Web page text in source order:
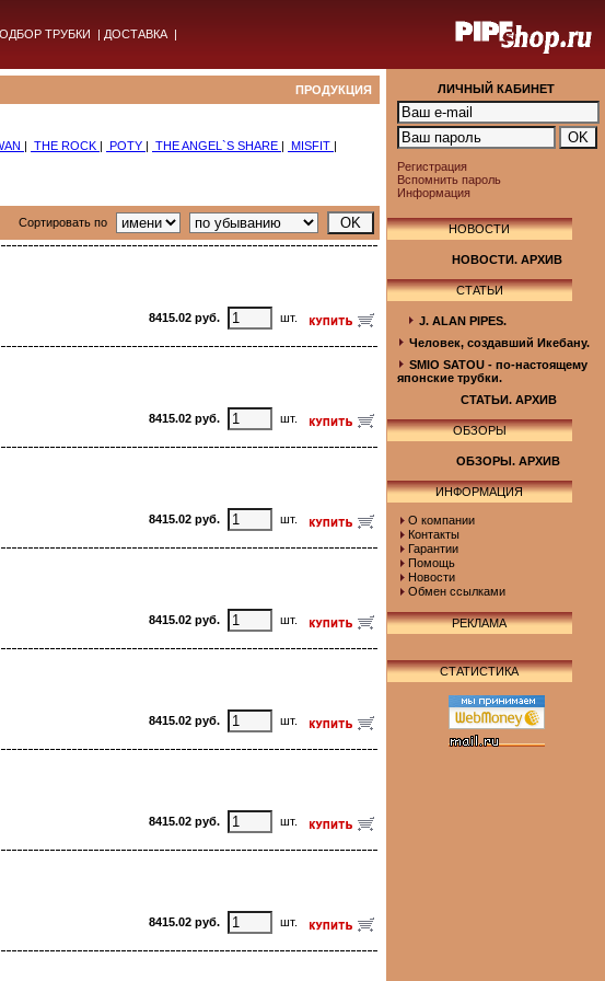
ТРУБКИ | ДОСТАВКА |
ПРОДУКЦИЯ
| THE ROCK | POTY | THE ANGEL`S SHARE | MISFIT |
Сортировать по
8415.02 руб. шт.
8415.02 руб. шт.
8415.02 руб. шт.
8415.02 руб. шт.
8415.02 руб. шт.
8415.02 руб. шт.
8415.02 руб. шт.
ЛИЧНЫЙ КАБИНЕТ
Регистрация
Вспомнить пароль
Информация
НОВОСТИ
НОВОСТИ. АРХИВ
СТАТЬИ
J. ALAN PIPES.
Человек, создавший Икебану.
SMIO SATOU - по-настоящему
японские трубки.
СТАТЬИ. АРХИВ
ОБЗОРЫ
ОБЗОРЫ. АРХИВ
ИНФОРМАЦИЯ
О компании
Контакты
Гарантии
Помощь
Новости
Обмен ссылками
РЕКЛАМА
СТАТИСТИКА